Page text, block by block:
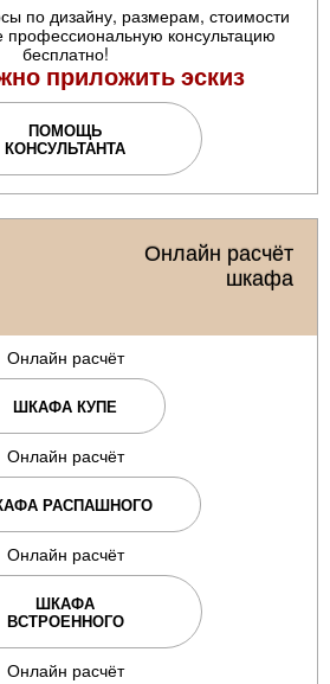
по дизайну, размерам, стоимости
профессиональную консультацию
бесплатно!
приложить эскиз
ПОМОЩЬ
КОНСУЛЬТАНТА
Онлайн расчёт
шкафа
Онлайн расчёт
ШКАФА КУПЕ
Онлайн расчёт
РАСПАШНОГО
Онлайн расчёт
ШКАФА
ВСТРОЕННОГО
Онлайн расчёт